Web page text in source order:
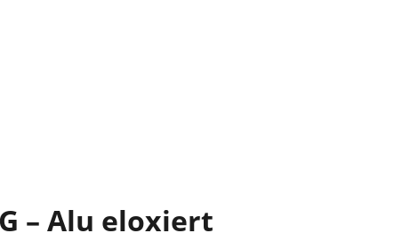
– Alu eloxiert